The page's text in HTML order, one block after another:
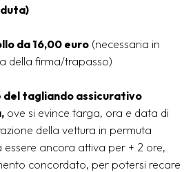
da 16,00 euro (necessaria in
della firma/trapasso)
del tagliando assicurativo
ove si evince targa, ora e data di
della vettura in permuta
essere ancora attiva per + 2 ore,
concordato, per potersi recare